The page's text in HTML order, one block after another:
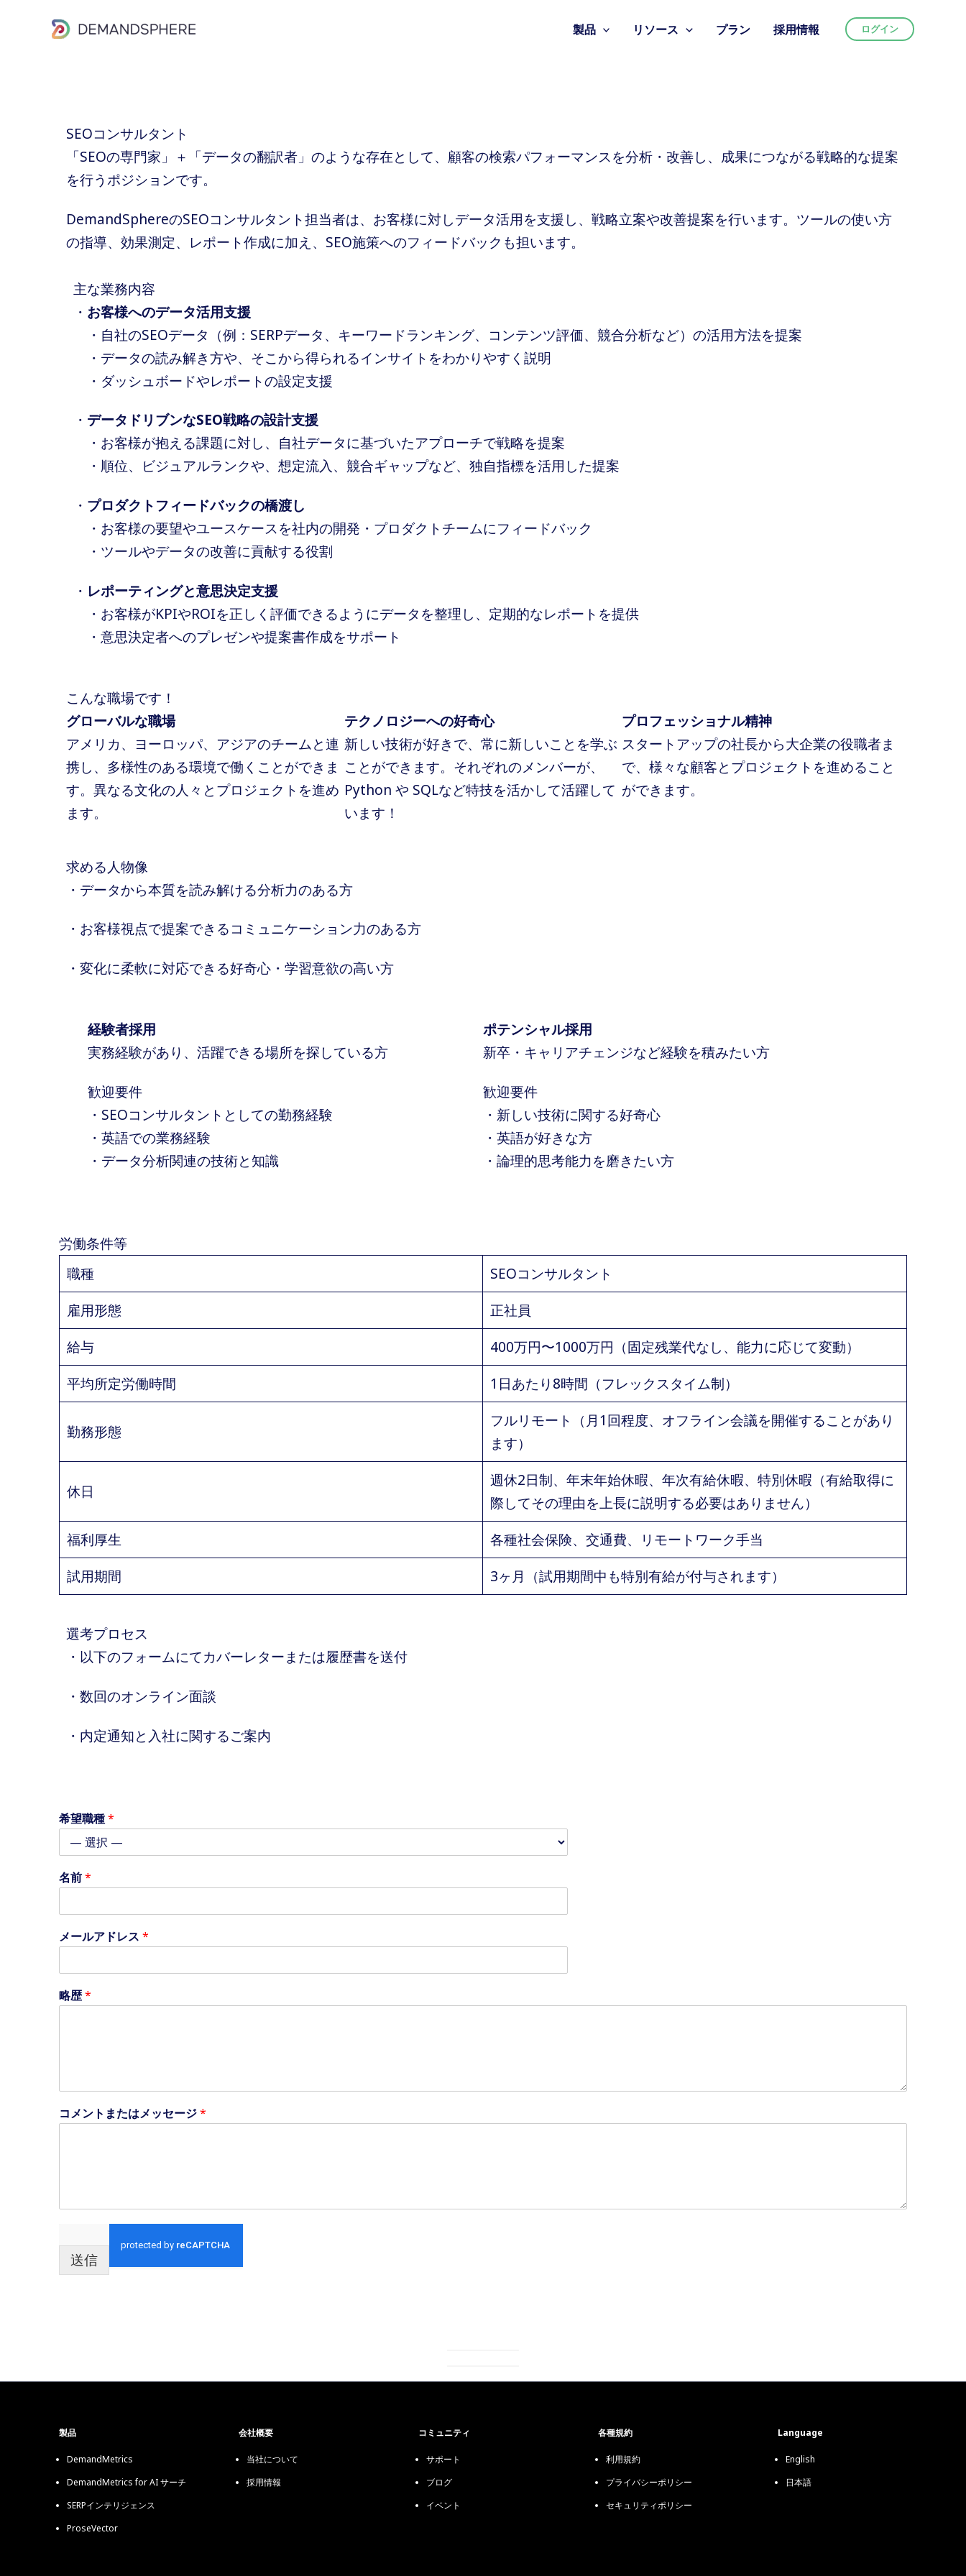
製品 リソース プラン 採用情報 ログイン
SEOコンサルタント
「SEOの専門家」＋「データの翻訳者」のような存在として、顧客の検索パフォーマンスを分析・改善し、成果につながる戦略的な提案
を行うポジションです。
DemandSphereのSEOコンサルタント担当者は、お客様に対しデータ活用を支援し、戦略立案や改善提案を行います。ツールの使い方
の指導、効果測定、レポート作成に加え、SEO施策へのフィードバックも担います。
主な業務内容
・ お客様へのデータ活用支援
・自社のSEOデータ（例：SERPデータ、キーワードランキング、コンテンツ評価、競合分析など）の活用方法を提案
・データの読み解き方や、そこから得られるインサイトをわかりやすく説明
・ダッシュボードやレポートの設定支援
・ データドリブンなSEO戦略の設計支援
・お客様が抱える課題に対し、自社データに基づいたアプローチで戦略を提案
・順位、ビジュアルランクや、想定流入、競合ギャップなど、独自指標を活用した提案
・ プロダクトフィードバックの橋渡し
・お客様の要望やユースケースを社内の開発・プロダクトチームにフィードバック
・ツールやデータの改善に貢献する役割
・ レポーティングと意思決定支援
・お客様がKPIやROIを正しく評価できるようにデータを整理し、定期的なレポートを提供
・意思決定者へのプレゼンや提案書作成をサポート
こんな職場です！
グローバルな職場
アメリカ、ヨーロッパ、アジアのチームと連
携し、多様性のある環境で働くことができま
す。異なる文化の人々とプロジェクトを進め
ます。
テクノロジーへの好奇心
新しい技術が好きで、常に新しいことを学ぶ
ことができます。それぞれのメンバーが、
Python や SQLなど特技を活かして活躍して
います！
プロフェッショナル精神
スタートアップの社長から大企業の役職者ま
で、様々な顧客とプロジェクトを進めること
ができます。
求める人物像
・データから本質を読み解ける分析力のある方
・お客様視点で提案できるコミュニケーション力のある方
・変化に柔軟に対応できる好奇心・学習意欲の高い方
経験者採用
実務経験があり、活躍できる場所を探している方
歓迎要件
・SEOコンサルタントとしての勤務経験
・英語での業務経験
・データ分析関連の技術と知識
ポテンシャル採用
新卒・キャリアチェンジなど経験を積みたい方
歓迎要件
・新しい技術に関する好奇心
・英語が好きな方
・論理的思考能力を磨きたい方
労働条件等
職種
SEOコンサルタント
雇用形態
正社員
給与
400万円〜1000万円（固定残業代なし、能力に応じて変動）
平均所定労働時間
1日あたり8時間（フレックスタイム制）
勤務形態
フルリモート（月1回程度、オフライン会議を開催することがあり
ます）
休日
週休2日制、年末年始休暇、年次有給休暇、特別休暇（有給取得に
際してその理由を上長に説明する必要はありません）
福利厚生
各種社会保険、交通費、リモートワーク手当
試用期間
3ヶ月（試用期間中も特別有給が付与されます）
選考プロセス
・以下のフォームにてカバーレターまたは履歴書を送付
・数回のオンライン面談
・内定通知と入社に関するご案内
希望職種*
希
望
種
歴
名前*
メールアドレス *
略歴*
コメントまたはメッセージ*
送信
製品
DemandMetrics
DemandMetrics for AI サーチ
SERPインテリジェンス
ProseVector
会社概要
当社について
採用情報
コミュニティ
サポート
ブログ
イベント
各種規約
利用規約
プライバシーポリシー
セキュリティポリシー
Language
English
日本語